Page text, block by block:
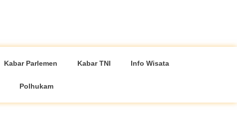
Kabar Parlemen Kabar TNI Info Wisata
Polhukam